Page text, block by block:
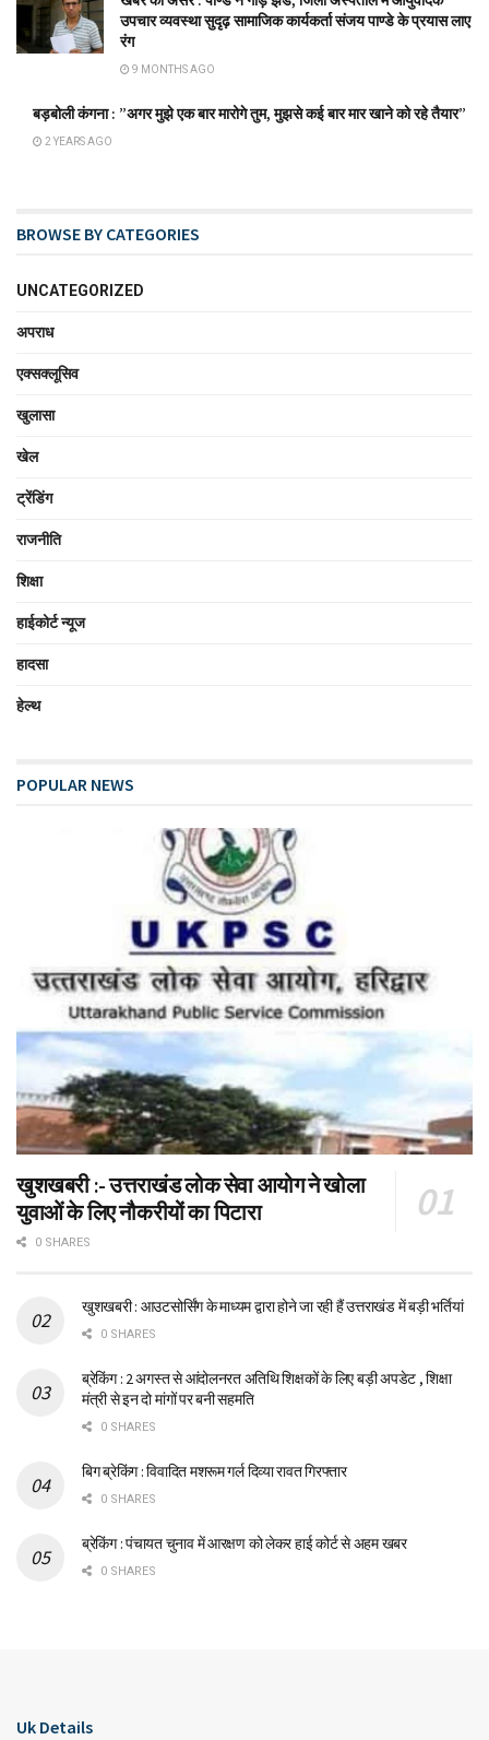
उपचार व्यवस्था सुदृढ़ सामाजिक कार्यकर्ता संजय पाण्डे के प्रयास लाए
रंग
9 MONTHS AGO
बड़बोली कंगना : ”अगर मुझे एक बार मारोगे तुम, मुझसे कई बार मार खाने को रहे तैयार”
2 YEARS AGO
BROWSE BY CATEGORIES
UNCATEGORIZED
अपराध
एक्सक्लूसिव
खुलासा
खेल
ट्रेंडिंग
राजनीति
शिक्षा
हाईकोर्ट न्यूज
हादसा
हेल्थ
POPULAR NEWS
खुशखबरी :- उत्तराखंड लोक सेवा आयोग ने खोला
युवाओं के लिए नौकरीयों का पिटारा
0 SHARES
खुशखबरी : आउटसोर्सिंग के माध्यम द्वारा होने जा रही हैं उत्तराखंड में बड़ी भर्तियां
0 SHARES
ब्रेकिंग : 2 अगस्त से आंदोलनरत अतिथि शिक्षकों के लिए बड़ी अपडेट , शिक्षा
मंत्री से इन दो मांगों पर बनी सहमति
0 SHARES
बिग ब्रेकिंग : विवादित मशरूम गर्ल दिव्या रावत गिरफ्तार
0 SHARES
ब्रेकिंग : पंचायत चुनाव में आरक्षण को लेकर हाई कोर्ट से अहम खबर
0 SHARES
Uk Details